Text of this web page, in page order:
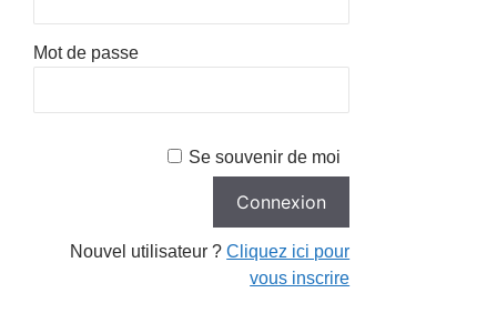
Mot de passe
Se souvenir de moi
Nouvel utilisateur ?Cliquez ici pour
vous inscrire